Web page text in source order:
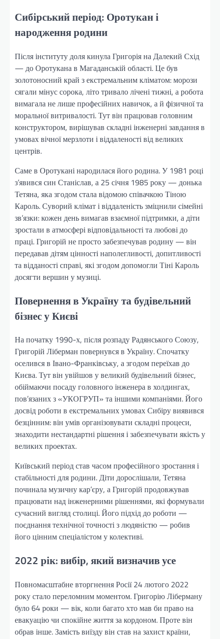
Сибірський період: Оротукан і
народження родини
Після інституту доля кинула Григорія на Далекий Схід
— до Оротукана в Магаданській області. Це був
золотоносний край з екстремальним кліматом: морози
сягали мінус сорока, літо тривало лічені тижні, а робота
вимагала не лише професійних навичок, а й фізичної та
моральної витривалості. Тут він працював головним
конструктором, вирішував складні інженерні завдання в
умовах вічної мерзлоти і віддаленості від великих
центрів.
Саме в Оротукані народилася його родина. У 1981 році
з’явився син Станіслав, а 25 січня 1985 року — донька
Тетяна, яка згодом стала відомою співачкою Тіною
Кароль. Суворий клімат і віддаленість зміцнили сімейні
зв’язки: кожен день вимагав взаємної підтримки, а діти
зростали в атмосфері відповідальності та любові до
праці. Григорій не просто забезпечував родину — він
передавав дітям цінності наполегливості, допитливості
та відданості справі, які згодом допомогли Тіні Кароль
досягти вершин у музиці.
Повернення в Україну та будівельний
бізнес у Києві
На початку 1990-х, після розпаду Радянського Союзу,
Григорій Ліберман повернувся в Україну. Спочатку
оселився в Івано-Франківську, а згодом переїхав до
Києва. Тут він увійшов у великий будівельний бізнес,
обіймаючи посаду головного інженера в холдингах,
пов’язаних з «УКОГРУП» та іншими компаніями. Його
досвід роботи в екстремальних умовах Сибіру виявився
безцінним: він умів організовувати складні процеси,
знаходити нестандартні рішення і забезпечувати якість у
великих проектах.
Київський період став часом професійного зростання і
стабільності для родини. Діти дорослішали, Тетяна
починала музичну кар’єру, а Григорій продовжував
працювати над інженерними рішеннями, які формували
сучасний вигляд столиці. Його підхід до роботи —
поєднання технічної точності з людяністю — робив
його цінним спеціалістом у колективі.
2022 рік: вибір, який визначив усе
Повномасштабне вторгнення Росії 24 лютого 2022
року стало переломним моментом. Григорію Ліберману
було 64 роки — вік, коли багато хто мав би право на
евакуацію чи спокійне життя за кордоном. Проте він
обрав інше. Замість виїзду він став на захист країни,